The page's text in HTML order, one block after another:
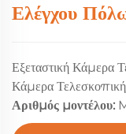
Ελέγχου
Εξεταστική Κάμερα
Κάμερα
Αριθμός μοντέλου: